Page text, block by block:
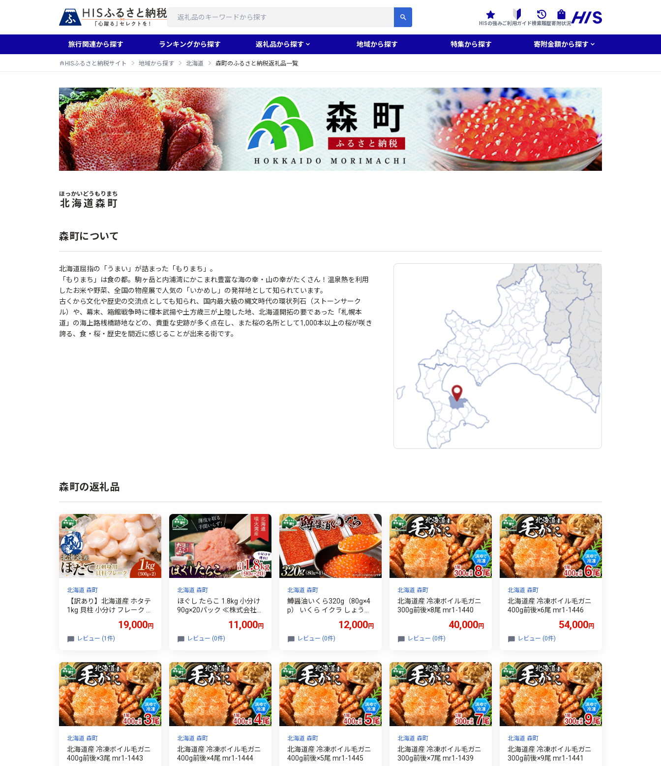
HISの強みご利用ガイド検索履歴寄附状況
旅行関連から探す ランキングから探す 返礼品から探す 地域から探す 特集から探す 寄附金額から探す
HISふるさと納税サイト 地域から探す 北海道 森町のふるさと納税返礼品一覧
森町のふるさと納税返礼品一覧
北海道
ほっかいどう
森町
もりまち
森町について
北海道屈指の「うまい」が詰まった「もりまち」。
「もりまち」は食の都。駒ヶ岳と内浦湾にかこまれ豊富な海の幸・山の幸がたくさん！温泉熱を利用
したお米や野菜、全国の物産展で人気の「いかめし」の発祥地として知られています。
古くから文化や歴史の交流点としても知られ、国内最大級の縄文時代の環状列石（ストーンサーク
ル）や、幕末、箱館戦争時に榎本武揚や土方歳三が上陸した地、北海道開拓の要であった「札幌本
道」の海上路桟橋跡地などの、貴重な史跡が多く点在し、また桜の名所として1,000本以上の桜が咲き
誇る、食・桜・歴史を間近に感じることが出来る街です。
森町の返礼品
北海道 森町
【訳あり】北海道産 ホタテ
1kg 貝柱 小分け フレーク 刺
会社 瑞宝＞ 小分け 森町
ほたて 帆立 ホタテ 海産物
海道 訳あり mr1-1488
19,000円
レビュー (1件)
北海道 森町
ほぐし たらこ 1.8kg 小分け
90g×20パック ≪株式会社カ
子 魚介類 魚介 海鮮 北海道
産 国産 森町 故郷納税 ご飯
11,000円
レビュー (0件)
北海道 森町
鱒醤油いくら320g（80g×4
p） いくら イクラ しょうゆ
12,000円
レビュー (0件)
北海道 森町
北海道産 冷凍ボイル毛ガニ
300g前後×8尾 mr1-1440
40,000円
レビュー (0件)
北海道 森町
北海道産 冷凍ボイル毛ガニ
400g前後×6尾 mr1-1446
54,000円
レビュー (0件)
北海道 森町
北海道産 冷凍ボイル毛ガニ
400g前後×3尾 mr1-1443
北海道 森町
北海道産 冷凍ボイル毛ガニ
400g前後×4尾 mr1-1444
北海道 森町
北海道産 冷凍ボイル毛ガニ
400g前後×5尾 mr1-1445
北海道 森町
北海道産 冷凍ボイル毛ガニ
300g前後×7尾 mr1-1439
北海道 森町
北海道産 冷凍ボイル毛ガニ
300g前後×9尾 mr1-1441